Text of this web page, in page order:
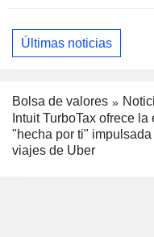
Últimas noticias
Bolsa de valores
Intuit TurboTax ofrece
"hecha por ti"
viajes de Uber